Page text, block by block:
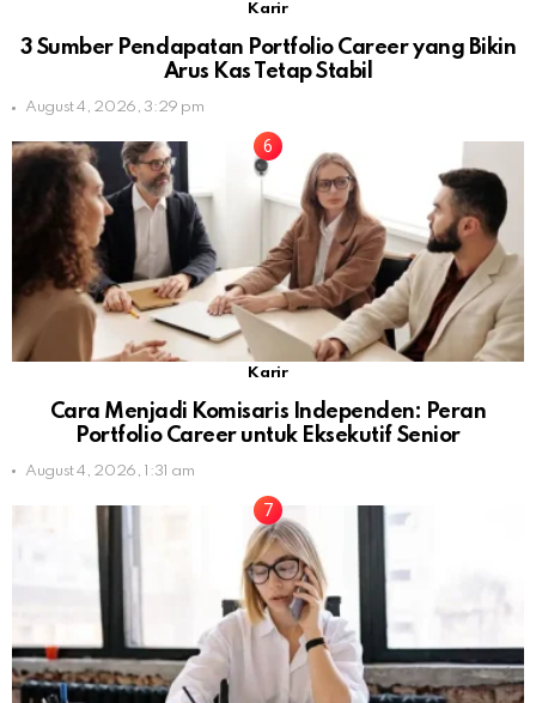
Karir
3 Sumber Pendapatan Portfolio Career yang Bikin
Arus Kas Tetap Stabil
August 4, 2026, 3:29 pm
Karir
Cara Menjadi Komisaris Independen: Peran
Portfolio Career untuk Eksekutif Senior
August 4, 2026, 1:31 am